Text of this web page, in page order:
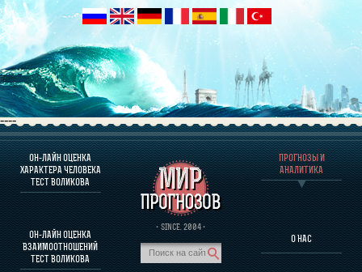
----
ОН-ЛАЙН ОЦЕНКА
ХАРАКТЕРА ЧЕЛОВЕКА
ТЕСТ ВОЛИКОВА
ОН-ЛАЙН ОЦЕНКА
ВЗАИМООТНОШЕНИЙ
ТЕСТ ВОЛИКОВА
· SINCE. 2004 ·
ПРОГНОЗЫ И
АНАЛИТИКА
О НАС
О ПРОГРАММЕ
ОЦЕНКА ХАРАКТЕРA ЧЕЛОВЕКА
ОЦЕНКА ХАРАКТЕРА ВЫДАЮЩИХСЯ ЛИЧНОСТЕЙ
О ПРОГРАММЕ
ПРОГНОЗЫ И АНАЛИТИКА